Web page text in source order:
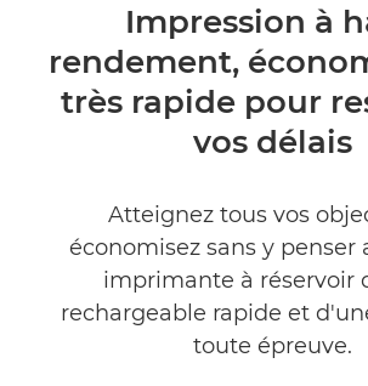
Caractéristiques
Impression à
rendement,
très rapide pour
vos délais
Atteignez tous vos
économisez sans y penser
imprimante à réservoir
rechargeable rapide et
toute épreuve.